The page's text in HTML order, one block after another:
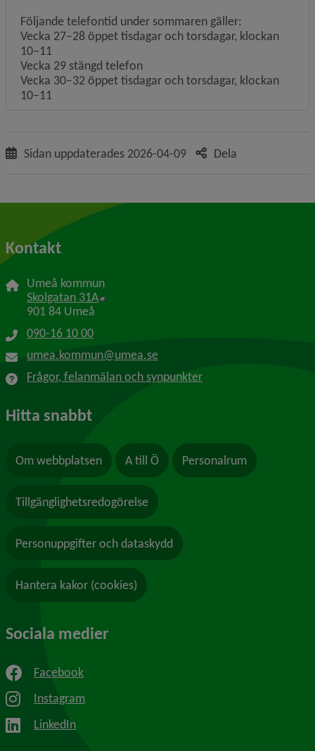
Följande telefontid under sommaren gäller:
Vecka 27–28 öppet tisdagar och torsdagar, klockan
10–11
Vecka 29 stängd telefon
Vecka 30–32 öppet tisdagar och torsdagar, klockan
10–11
Sidan uppdaterades 2026-04-09 Dela
Kontakt
Umeå kommun
Skolgatan 31A Länk till annan webbplats, öppnas i nytt
901 84 Umeå
090-16 10 00
umea.kommun@umea.se
Frågor, felanmälan och synpunkter
Hitta snabbt
Om webbplatsen A till Ö Personalrum
Tillgänglighetsredogörelse
Personuppgifter och dataskydd
Hantera kakor (cookies)
Sociala medier
Facebook
Instagram
LinkedIn